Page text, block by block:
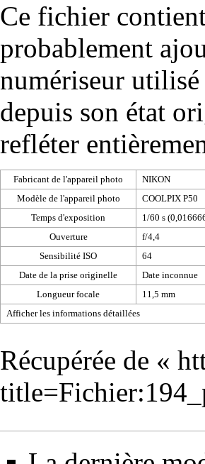
Ce fichier
probablement
numériseur
depuis son état
refléter
Fabricant de l'appareil photo
NIKON
Modèle de l'appareil photo
COOLPIX P50
Temps d'exposition
1/60 s
Ouverture
f/4,4
Sensibilité ISO
64
Date de la prise originelle
Date inconnue
Longueur focale
11,5 mm
Afficher les informations détaillées
Récupérée de «